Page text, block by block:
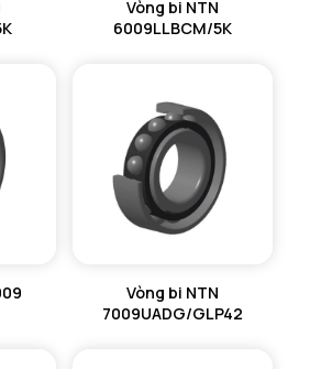
Vòng bi NTN
6009LLBCM/5K
Vòng bi NTN
7009UADG/GLP42